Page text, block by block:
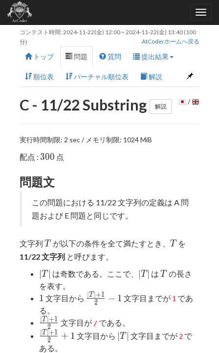
コンテスト時間: 2024-11-22(金) 12:00~ 2024-11-22(金) 13:40 (100
分)
AtCoderホームへ戻る
トップ 問題 質問 提出結果
順位表 バーチャル順位表 解説
C - 11/22 Substring 解説
/
実行時間制限: 2 sec / メモリ制限: 1024 MiB
配点 : 300
300 点
問題文
この問題における 11/22 文字列の定義は A 問
題および E 問題と同じです。
文字列 T
T が以下の条件を全て満たすとき、 T
T を
11/22 文字列 と呼びます。
|T|
T ∣ は奇数である。ここで、 |T|
T ∣ はT
T の長さ
を表す。
1
1 文字目から \frac{|T|+1}
{2} - 1
2
∣T ∣+1 − 1 文字目までが 1 であ
る。
\frac{|T|+1}
{2}
2
∣T ∣+1 文字目が /である。
\frac{|T|+1}
{2} + 1
2
∣T ∣+1 + 1 文字目から |T|
∣T ∣ 文字目までが 2で
ある。